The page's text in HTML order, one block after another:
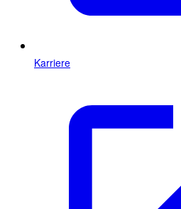
Karriere